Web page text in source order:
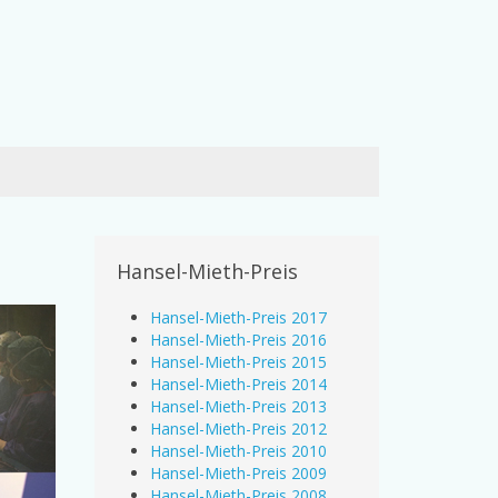
Hansel-Mieth-Preis
Hansel-Mieth-Preis 2017
Hansel-Mieth-Preis 2016
Hansel-Mieth-Preis 2015
Hansel-Mieth-Preis 2014
Hansel-Mieth-Preis 2013
Hansel-Mieth-Preis 2012
Hansel-Mieth-Preis 2010
Hansel-Mieth-Preis 2009